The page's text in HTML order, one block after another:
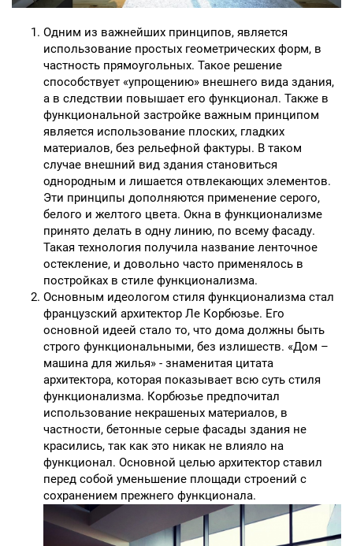
Одним из важнейших принципов, является
использование простых геометрических форм, в
частность прямоугольных. Такое решение
способствует «упрощению» внешнего вида здания,
а в следствии повышает его функционал. Также в
функциональной застройке важным принципом
является использование плоских, гладких
материалов, без рельефной фактуры. В таком
случае внешний вид здания становиться
однородным и лишается отвлекающих элементов.
Эти принципы дополняются применение серого,
белого и желтого цвета. Окна в функционализме
принято делать в одну линию, по всему фасаду.
Такая технология получила название ленточное
остекление, и довольно часто применялось в
постройках в стиле функционализма.
Основным идеологом стиля функционализма стал
французский архитектор Ле Корбюзье. Его
основной идеей стало то, что дома должны быть
строго функциональными, без излишеств. «Дом –
машина для жилья» - знаменитая цитата
архитектора, которая показывает всю суть стиля
функционализма. Корбюзье предпочитал
использование некрашеных материалов, в
частности, бетонные серые фасады здания не
красились, так как это никак не влияло на
функционал. Основной целью архитектор ставил
перед собой уменьшение площади строений с
сохранением прежнего функционала.